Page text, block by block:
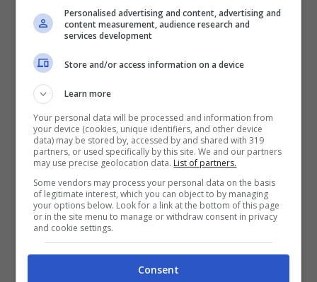
Cast Virgin River (Foto Instagram @virginriverseries
Personalised advertising and content, advertising and
content measurement, audience research and
services development
Store and/or access information on a device
Learn more
Your personal data will be processed and information from
your device (cookies, unique identifiers, and other device
data) may be stored by, accessed by and shared with 319
partners, or used specifically by this site. We and our partners
may use precise geolocation data. List of partners.
Some vendors may process your personal data on the basis
of legitimate interest, which you can object to by managing
your options below. Look for a link at the bottom of this page
or in the site menu to manage or withdraw consent in privacy
and cookie settings.
Consent